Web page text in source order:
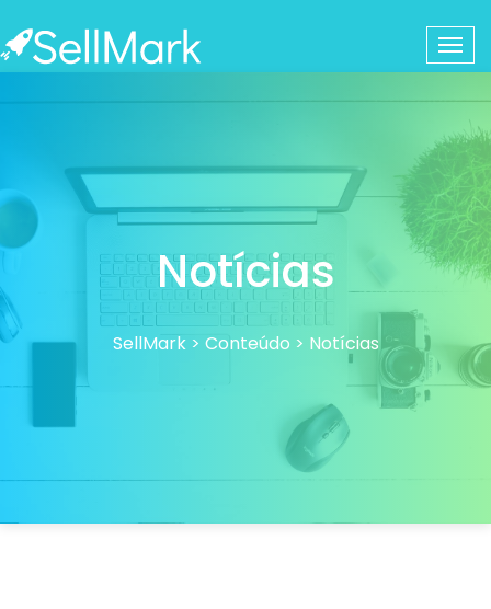
Notícias
SellMark> Conteúdo > Notícias